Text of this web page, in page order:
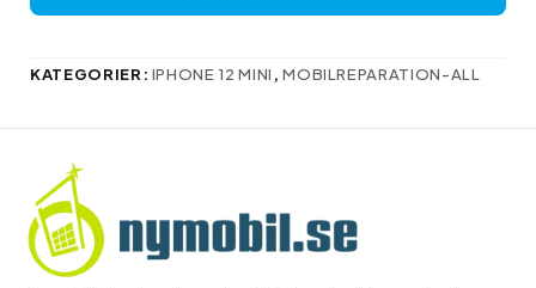
KATEGORIER: IPHONE 12 MINI ,MOBILREPARATION-ALL